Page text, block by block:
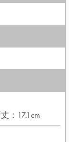
：17.1cm